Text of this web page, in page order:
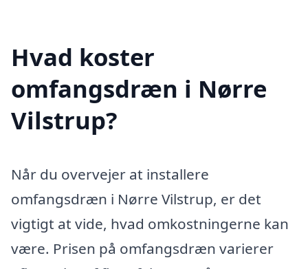
Hvad koster
omfangsdræn i Nørre
Vilstrup?
Når du overvejer at installere
omfangsdræn i Nørre Vilstrup, er det
vigtigt at vide, hvad omkostningerne kan
være. Prisen på omfangsdræn varierer